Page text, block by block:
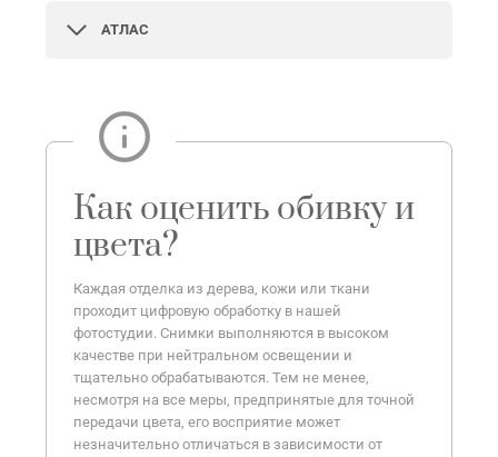
АТЛАС
Как оценить обивку и
цвета?
Каждая отделка из дерева, кожи или ткани
проходит цифровую обработку в нашей
фотостудии. Снимки выполняются в высоком
качестве при нейтральном освещении и
тщательно обрабатываются. Тем не менее,
несмотря на все меры, предпринятые для точной
передачи цвета, его восприятие может
незначительно отличаться в зависимости от